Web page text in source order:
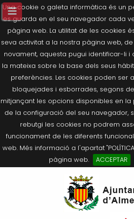
Una cookie o galeta informàtica és un
es guarda en el seu navegador cada
pàgina web. La utilitat de les cookies
seva activitat a la nostra pàgina web,
novament, aquesta pugui identificar-li i
la mateixa sobre la base dels seus
preferències. Les cookies poden ser
bloquejades i esborrades, segons
mitjançant les opcions disponibles en
de la configuració del seu navegador,
rebutgi les cookies no podrem
funcionament de les diferents
web. Més informació a l'apartat
pàgina web.
ACCEPTAR
Salutació de l’Alcaldessa
Composició Consistori
Agricultura, Ramaderia i Medi
Què és la Seu Electrònica?
Últimes publicacions